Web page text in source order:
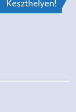
Keszthelyen!